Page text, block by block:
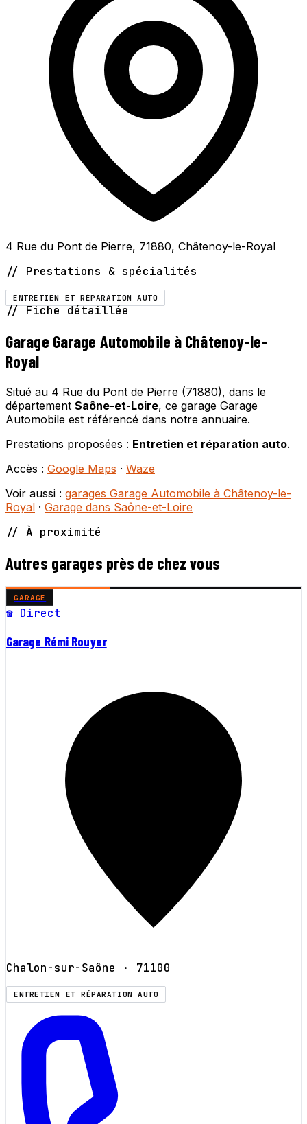
4 Rue du Pont de Pierre, 71880, Châtenoy-le-Royal
// Prestations & spécialités
ENTRETIEN ET RÉPARATION AUTO
// Fiche détaillée
Garage Garage Automobile à Châtenoy-le-
Royal
Situé au 4 Rue du Pont de Pierre (71880), dans le
département Saône-et-Loire, ce garage Garage
Automobile est référencé dans notre annuaire.
Prestations proposées : Entretien et réparation auto.
Accès : Google Maps · Waze
Voir aussi : garages Garage Automobile à Châtenoy-le-
Royal · Garage dans Saône-et-Loire
// À proximité
Autres garages près de chez vous
GARAGE
☎ Direct
Garage Rémi Rouyer
Chalon-sur-Saône · 71100
ENTRETIEN ET RÉPARATION AUTO